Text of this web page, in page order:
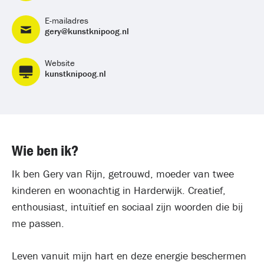
E-mailadres
gery@kunstknipoog.nl
Website
kunstknipoog.nl
Wie ben ik?
Ik ben Gery van Rijn, getrouwd, moeder van twee
kinderen en woonachtig in Harderwijk. Creatief,
enthousiast, intuïtief en sociaal zijn woorden die bij
me passen.
Leven vanuit mijn hart en deze energie beschermen